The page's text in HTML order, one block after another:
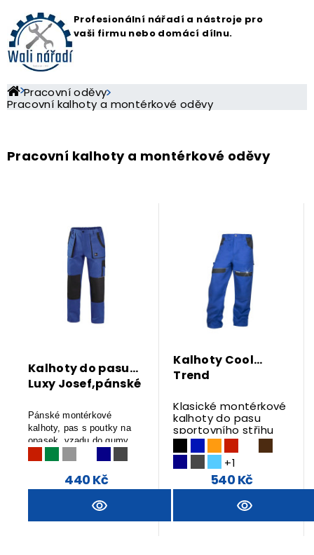
Profesionální nářadí a nástroje pro
vaši firmu nebo domácí dílnu.
Pracovní oděvy
Pracovní kalhoty a montérkové oděvy
Pracovní kalhoty a montérkové oděvy
Kalhoty do pasu
Luxy Josef,pánské
Pánské montérkové
kalhoty, pas s poutky na
opasek, vzadu do gumy.
440 Kč
Kalhoty Cool
Trend
Klasické montérkové
kalhoty do pasu
sportovního střihu
zapínání na zip.
+1
540 Kč